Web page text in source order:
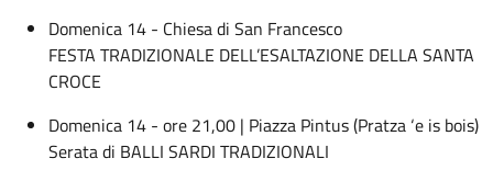
Domenica 14 - Chiesa di San Francesco
FESTA TRADIZIONALE DELL’ESALTAZIONE DELLA SANTA
CROCE
Domenica 14 - ore 21,00 | Piazza Pintus (Pratza ‘e is bois)
Serata di BALLI SARDI TRADIZIONALI